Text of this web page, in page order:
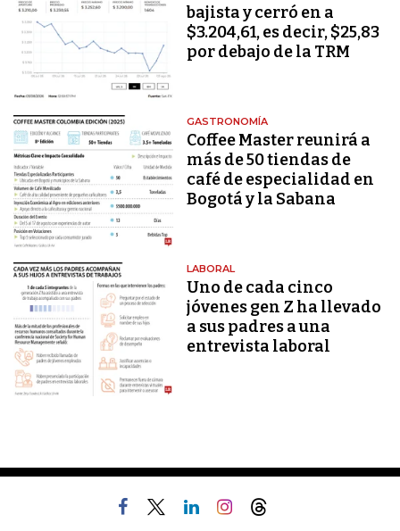
bajista y cerró en a
$3.204,61, es decir, $25,83
por debajo de la TRM
GASTRONOMÍA
Coffee Master reunirá a
más de 50 tiendas de
café de especialidad en
Bogotá y la Sabana
LABORAL
Uno de cada cinco
jóvenes gen Z ha llevado
a sus padres a una
entrevista laboral